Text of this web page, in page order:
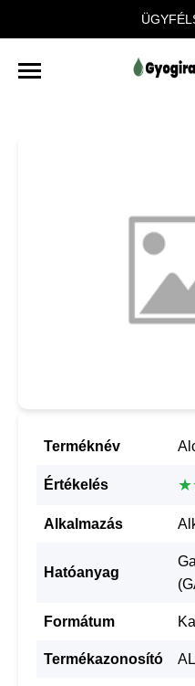
Terméknév
Értékelés
Alkalmazás
Hatóanyag
Formátum
Termékazonosító